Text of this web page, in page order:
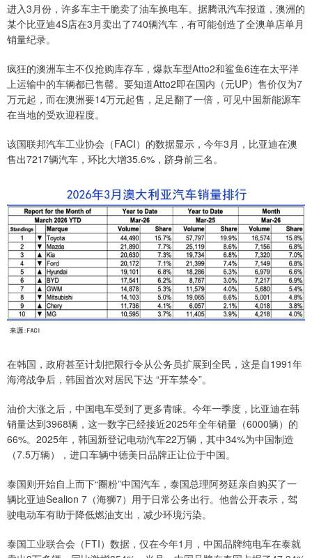
进入3月份，许多车主干脆卖了油车换电车。据腾讯汽车报道，澳洲的
某个比亚迪4S店在3月卖出了740辆汽车，有可能创造了全澳单店单月
销量纪录。
疯狂的澳洲车主不仅抢购库存车，爆款车型Atto2和鲨鱼6连在太平洋
上运输中的车辆都已售罄。要知道Atto2即在国内（元UP）售价仅为7
万元起，而在澳洲要14万元起售，足足翻了一倍‌，可见中国新能源车
在当地的受欢迎程度。
该国联邦汽车工业协会（FACI）的数据显示，今年3月，比亚迪在澳
售出7217辆汽车，环比大增35.6%，跻身前三名。
在韩国，政府甚至计划把限行令从公务员扩展到全民，这是自1991年
海湾战争后，韩国首次对居民下达 “开车禁令”。
油价大涨之后，中国电车受到了更多青睐。今年一季度，比亚迪在韩
销量达‌到3968辆‌，这一数字已经接近2025年全年销量（6000辆）的‌
66%‌。2025年，韩国新登记电动汽车22万辆，其中34%为中国制造
（7.5万辆），进口车辆中德美日品牌正让位于中国。
泰国则开始自上而下“圈粉”中国汽车，泰国总理阿努廷‌亲自购买了一
辆比亚迪Sealion 7（海狮7）用于日常公务出行‌。他曾公开表示，驾
驶电动车有助于降低燃油支出，减少环境污染。
泰国工业联合会（FTI）数据，仅在今年1月，中国品牌纯电车在泰就